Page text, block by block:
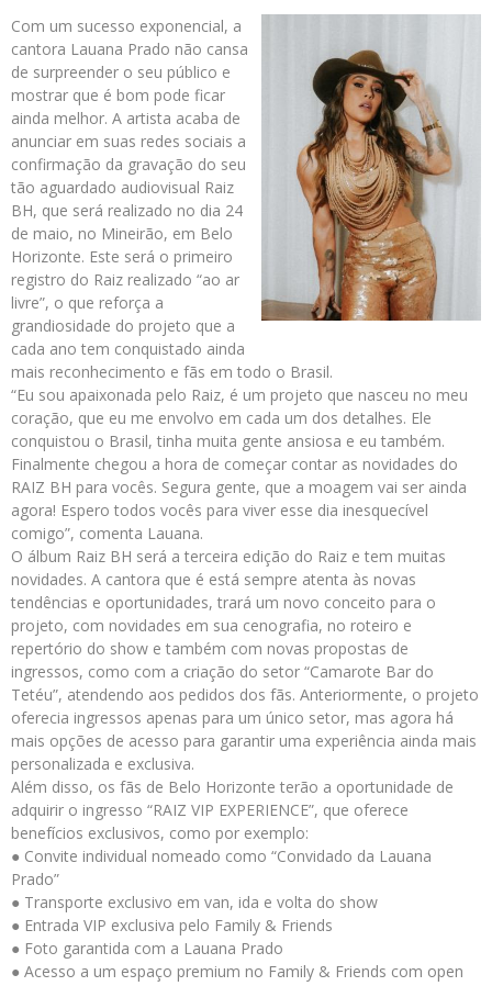
Com um sucesso exponencial, a
cantora Lauana Prado não cansa
de surpreender o seu público e
mostrar que é bom pode ficar
ainda melhor. A artista acaba de
anunciar em suas redes sociais a
confirmação da gravação do seu
tão aguardado audiovisual Raiz
BH, que será realizado no dia 24
de maio, no Mineirão, em Belo
Horizonte. Este será o primeiro
registro do Raiz realizado “ao ar
livre”, o que reforça a
grandiosidade do projeto que a
cada ano tem conquistado ainda
mais reconhecimento e fãs em todo o Brasil.
“Eu sou apaixonada pelo Raiz, é um projeto que nasceu no meu
coração, que eu me envolvo em cada um dos detalhes. Ele
conquistou o Brasil, tinha muita gente ansiosa e eu também.
Finalmente chegou a hora de começar contar as novidades do
RAIZ BH para vocês. Segura gente, que a moagem vai ser ainda
agora! Espero todos vocês para viver esse dia inesquecível
comigo”, comenta Lauana.
O álbum Raiz BH será a terceira edição do Raiz e tem muitas
novidades. A cantora que é está sempre atenta às novas
tendências e oportunidades, trará um novo conceito para o
projeto, com novidades em sua cenografia, no roteiro e
repertório do show e também com novas propostas de
ingressos, como com a criação do setor “Camarote Bar do
Tetéu”, atendendo aos pedidos dos fãs. Anteriormente, o projeto
oferecia ingressos apenas para um único setor, mas agora há
mais opções de acesso para garantir uma experiência ainda mais
personalizada e exclusiva.
Além disso, os fãs de Belo Horizonte terão a oportunidade de
adquirir o ingresso “RAIZ VIP EXPERIENCE”, que oferece
benefícios exclusivos, como por exemplo:
● Convite individual nomeado como “Convidado da Lauana
Prado”
● Transporte exclusivo em van, ida e volta do show
● Entrada VIP exclusiva pelo Family & Friends
● Foto garantida com a Lauana Prado
● Acesso a um espaço premium no Family & Friends com open